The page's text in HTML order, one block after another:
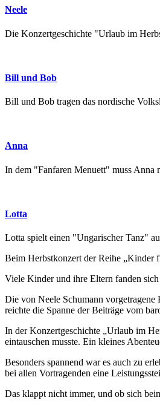
Neele
Die Konzertgeschichte "Urlaub im
Bill und Bob
Bill und Bob tragen das nordische
Anna
In dem "Fanfaren Menuett" muss Anna
Lotta
Lotta spielt einen "Ungarischer Tanz"
Beim Herbstkonzert der Reihe „Kinder
Viele Kinder und ihre Eltern fanden
Die von Neele Schumann
reichte die Spanne der Beiträge vom
In der Konzertgeschichte „Urlaub im
eintauschen musste. Ein kleines
Besonders spannend war es auch zu
bei allen Vortragenden eine
Das klappt nicht immer, und ob sich